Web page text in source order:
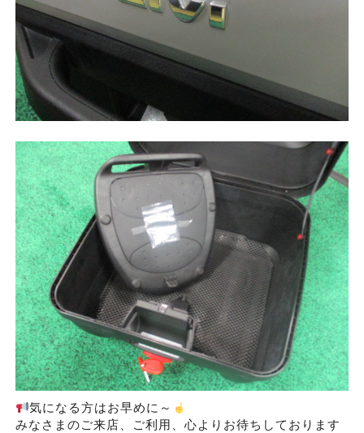
気になる方はお早めに～
みなさまのご来店、ご利用、心よりお待ちしております